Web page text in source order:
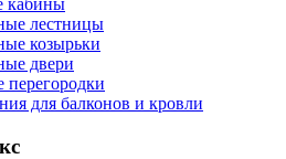
кабины
лестницы
козырьки
двери
для балконов и кровли